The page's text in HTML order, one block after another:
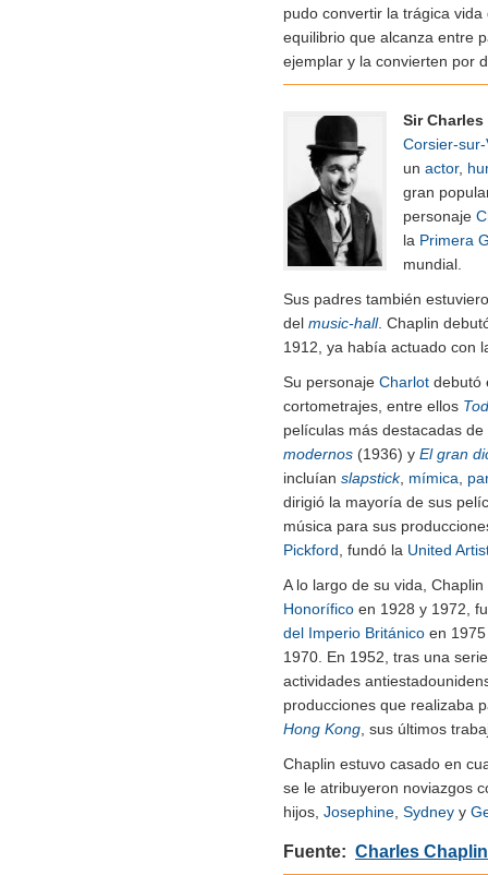
pudo convertir la trágica
equilibrio que alcanza entre
ejemplar y la convierten por
Sir
Corsier-sur-
un actor,
gran
personaje
la Primera
mundial.
Sus padres también
del music-hall. Chaplin
1912, ya había actuado con
Su personaje Charlot debutó
cortometrajes, entre ellos
películas más destacadas
modernos (1936) y El gran
incluían slapstick, mímica
dirigió la mayoría de sus
música para sus
Pickford , fundó la United
A lo largo de su vida,
Honorífico en 1928 y 1972,
del Imperio Británico en 1975
1970. En 1952, tras una
actividades
producciones que realizaba
Hong Kong , sus últimos
Chaplin estuvo casado en
se le atribuyeron noviazgos
hijos, Josephine Sydney y
Fuente: Charles Chaplin